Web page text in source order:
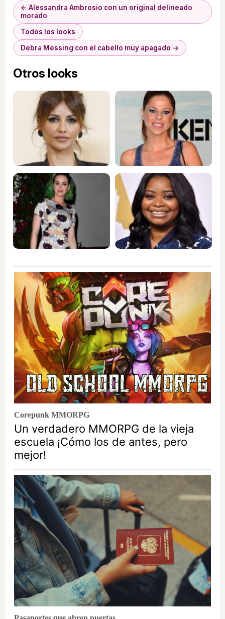
← Alessandra Ambrosio con un original delineado
morado
Todos los looks
Debra Messing con el cabello muy apagado →
Otros looks
Corepunk MMORPG
Un verdadero MMORPG de la vieja
escuela ¡Cómo los de antes, pero
mejor!